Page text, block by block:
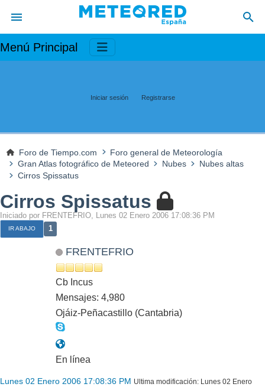
Menú Principal
Iniciar sesión Registrarse
Foro de Tiempo.com
Foro general de Meteorología
Gran Atlas fotográfico de Meteored
Nubes
Nubes altas
Cirros Spissatus
Cirros Spissatus
Iniciado por FRENTEFRIO, Lunes 02 Enero 2006 17:08:36 PM
IR ABAJO 1
FRENTEFRIO
Cb Incus
Mensajes: 4,980
Ojáiz-Peñacastillo (Cantabria)
En línea
Lunes 02 Enero 2006 17:08:36 PM Ultima modificación: Lunes 02 Enero